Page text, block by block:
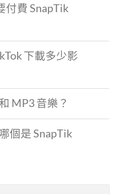
付費 SnapTik
下載多少影
MP3 音樂？
個是 SnapTik